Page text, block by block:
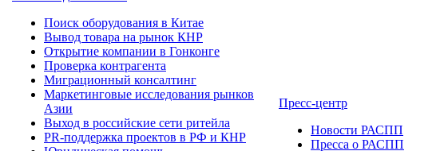
Поиск оборудования в Китае
Вывод товара на рынок КНР
Открытие компании в Гонконге
Проверка контрагента
Миграционный консалтинг
Маркетинговые исследования рынков
Азии
Выход в российские сети ритейла
PR-поддержка проектов в РФ и КНР
Пресс-центр
Новости РАСПП
Пресса о РАСПП